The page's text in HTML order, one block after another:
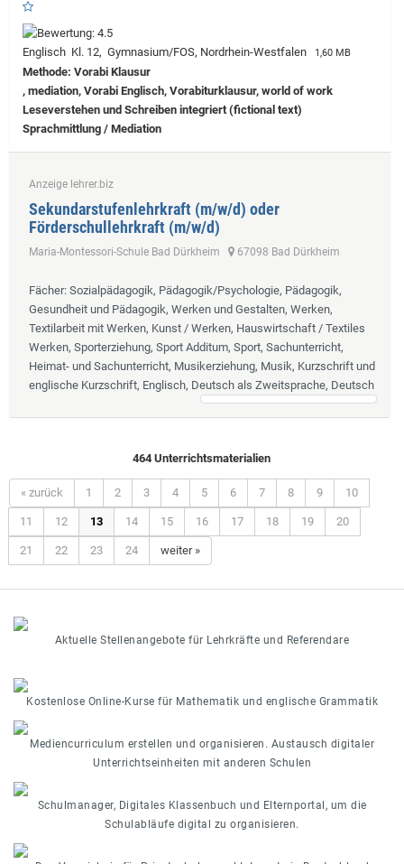
Englisch Kl. 12, Gymnasium/FOS, Nordrhein-Westfalen 1,60 MB
Methode: Vorabi Klausur
, mediation, Vorabi Englisch, Vorabiturklausur, world of work
Leseverstehen und Schreiben integriert (fictional text)
Sprachmittlung / Mediation
Anzeige lehrer.biz
Sekundarstufenlehrkraft (m/w/d) oder
Förderschullehrkraft (m/w/d)
Maria-Montessori-Schule Bad Dürkheim 67098 Bad Dürkheim
Fächer: Sozialpädagogik, Pädagogik/Psychologie, Pädagogik,
Gesundheit und Pädagogik, Werken und Gestalten, Werken,
Textilarbeit mit Werken, Kunst / Werken, Hauswirtschaft / Textiles
Werken, Sporterziehung, Sport Additum, Sport, Sachunterricht,
Heimat- und Sachunterricht, Musikerziehung, Musik, Kurzschrift und
englische Kurzschrift, Englisch, Deutsch als Zweitsprache, Deutsch
464 Unterrichtsmaterialien
« zurück 1 2 3 4 5 6 7 8 9 10
11 12 13 14 15 16 17 18 19 20
21 22 23 24 weiter »
Aktuelle Stellenangebote für Lehrkräfte und Referendare
Kostenlose Online-Kurse für Mathematik und englische Grammatik
Mediencurriculum erstellen und organisieren. Austausch digitaler
Unterrichtseinheiten mit anderen Schulen
Schulmanager, Digitales Klassenbuch und Elternportal, um die
Schulabläufe digital zu organisieren.